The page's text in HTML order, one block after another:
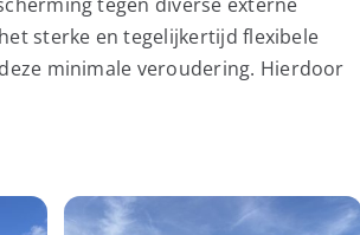
sterke en tegelijkertijd flexibele
minimale veroudering. Hierdoor